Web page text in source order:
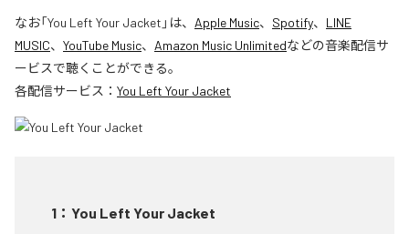
なお「You Left Your Jacket 」は、 Apple Music、 Spotify、 LINE
MUSIC、 YouTube Music、 Amazon Music Unlimitedなどの音楽配信サ
ービスで聴くことができる。
各配信サービス： You Left Your Jacket
1 ： You Left Your Jacket